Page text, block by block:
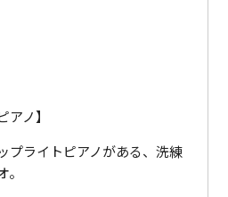
アノ】
プライトピアノがある、洗練